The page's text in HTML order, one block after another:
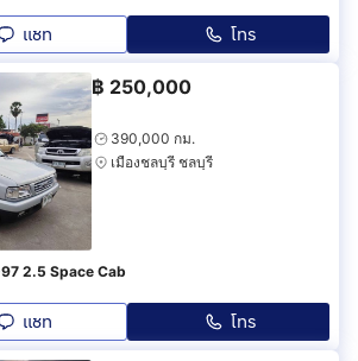
แชท โทร
฿ 250,000
390,000 กม.
เมืองชลบุรี ชลบุรี
2.5 Space Cab
แชท โทร